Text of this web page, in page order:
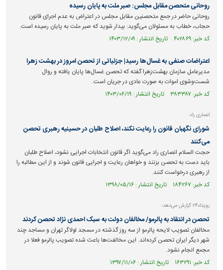
روحانی متحصن مقابل مجلس: صبر ملت به پایان رسیده
روحانی حاضر در جمع متحصنین مقابل مجلس در اعتراض به عدم اجرای قانون
حجاب، خطاب به مسئولان می‌گوید: بیدار شوید که صبر ملت به پایان رسیده است.
کد خبر: ۴۰۲۸۶۹ تاریخ انتشار : ۱۴۰۳/۱۲/۰۹
اعتراضات صنفی به غسال‌ها رسید| جزئیاتی از تحصن امروز در بهشت زهرا
مدیرعامل سازمان بهشت‌زهرا گفته که تحصن غسال‌ها پایان یافته و روال
شست‌وشوی اموات به صورت عادی در جریان است.
کد خبر: ۳۸۳۳۸۷ تاریخ انتشار : ۱۴۰۳/۰۶/۱۹
انصاری راد:
شورای نگهبان قانون را رعایت نکند، اصلاح طلبان در حسینیه رهبری تحصن
می‌کنند
حجت السلام انصاری راد می‌گوید اگر قانون انتخابات اجرایی نشود، اصلاح طلبان
باید دست به تحصن بزنند و خواهان رعایت و اجرایی قانون شوند و از این مطالبه را
از رهبری درخواست کنند.
کد خبر: ۱۸۴۲۶۷ تاریخ انتشار : ۱۳۹۸/۰۵/۱۶
رویداد۲۴ گزارش می‌دهد؛
تحصن در انتقاد به پالرمو/ مخالفان دولت به سبک احمدی نژاد تحصن کردند
مخالفان تصویب لایحه پالرمو از سه روز گذشته در مسجد لولاگر تهران و مساجد چند
شهر دیگر ایران تحصن کرده‌اند. این مخالفت‌ها باعث شده تصویب پالرمو فعلا در
مجمع انجام نشود.
کد خبر: ۱۶۳۲۹۱ تاریخ انتشار : ۱۳۹۷/۱۱/۰۶